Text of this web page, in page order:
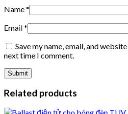
Name*
Email*
Save my name, email, and
next time I comment.
Related products